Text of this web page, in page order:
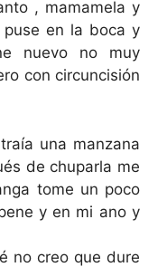
, mamamela y
en la boca y
nuevo no muy
con circuncisión
una manzana
de chuparla me
tome un poco
y en mi ano y
no creo que dure